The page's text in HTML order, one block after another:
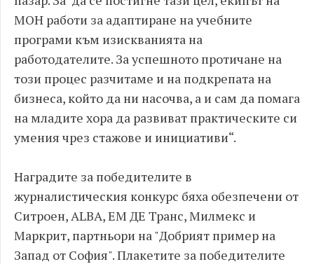
МОН работи за адаптиране на учебните
програми към изискванията на
работодателите. За успешното протичане на
този процес разчитаме и на подкрепата на
бизнеса, който да ни насочва, а и сам да помага
на младите хора да развиват практическите си
умения чрез стажове и инициативи“.
Наградите за победителите в
журналистическия конкурс бяха обезпечени от
Ситроен, ALBA, ЕМ ДЕ Транс, Милмекс и
Маркрит, партньори на "Добрият пример на
Запад от София". Плакетите за победителите